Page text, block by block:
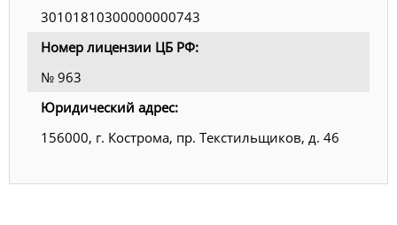
30101810300000000743
Номер лицензии ЦБ РФ:
№ 963
Юридический адрес:
156000, г. Кострома, пр. Текстильщиков, д. 46